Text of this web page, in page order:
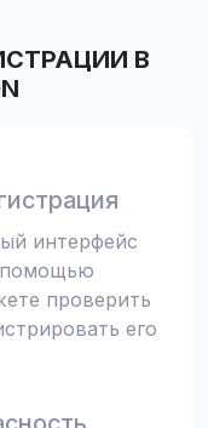
В
интерфейс
помощью
проверить
его